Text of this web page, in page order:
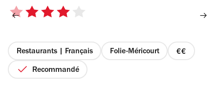
4
étoiles
Restaurants | Français Folie-Méricourt
prix
Recommandé